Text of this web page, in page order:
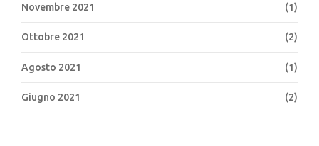
Novembre 2021 (1)
Ottobre 2021 (2)
Agosto 2021 (1)
Giugno 2021 (2)